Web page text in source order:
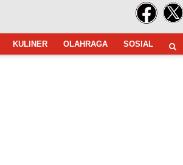
KULINER OLAHRAGA SOSIAL